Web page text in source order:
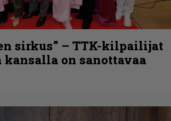
sirkus” – TTK-kilpailijat
on sanottavaa